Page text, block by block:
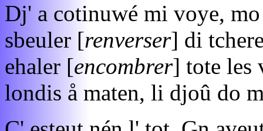
Dj' a cotinuwé mi voye,
sbeuler [renverser] di
ehaler [encombrer] tote les
londis å maten, li djoû do